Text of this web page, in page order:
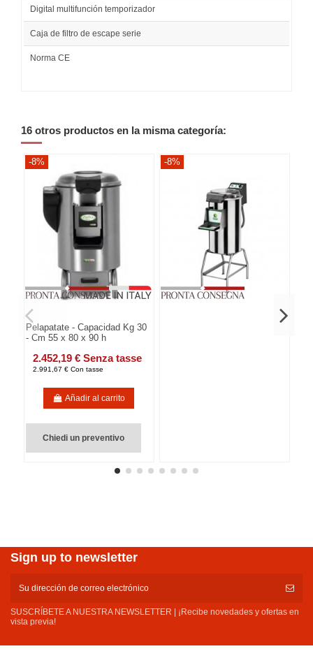
Digital multifunción temporizador
Caja de filtro de escape serie
Norma CE
16 otros productos en la misma categoría:
-8%
Pelapatate - Capacidad Kg 30
- Cm 55 x 80 x 90 h
2.452,19 € Senza tasse
2.991,67 € Con tasse
Añadir al carrito
Chiedi un preventivo
-8%
Sign up to newsletter
SUSCRÍBETE A NUESTRA NEWSLETTER | ¡Recibe novedades y ofertas en
vista previa!